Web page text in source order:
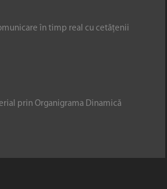
în timp real cu cetățenii
prin Organigrama Dinamică